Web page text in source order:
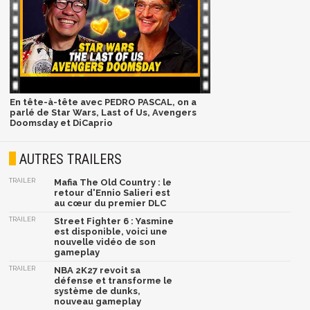
En tête-à-tête avec PEDRO PASCAL, on a
parlé de Star Wars, Last of Us, Avengers
Doomsday et DiCaprio
AUTRES TRAILERS
TRAILER
Mafia The Old Country : le
retour d'Ennio Salieri est
au cœur du premier DLC
TRAILER
Street Fighter 6 : Yasmine
est disponible, voici une
nouvelle vidéo de son
gameplay
TRAILER
NBA 2K27 revoit sa
défense et transforme le
système de dunks,
nouveau gameplay